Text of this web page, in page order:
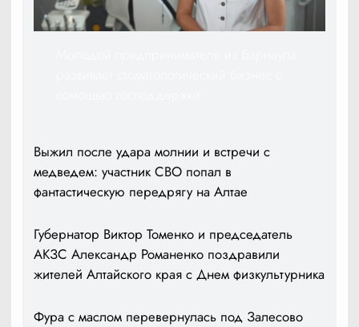
Выжил после удара молнии и встречи с
медведем: участник СВО попал в
фантастическую передрягу на Алтае
Губернатор Виктор Томенко и председатель
АКЗС Александр Романенко поздравили
жителей Алтайского края с Днем физкультурника
Фура с маслом перевернулась под Залесово